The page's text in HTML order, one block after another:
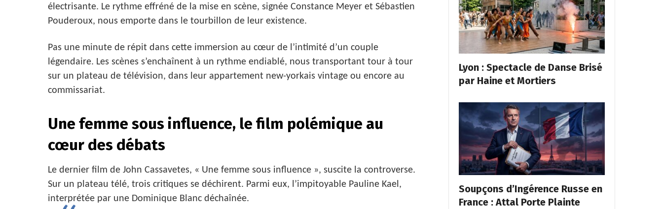
électrisante. Le rythme effréné de la mise en scène, signée Constance Meyer et Sébastien
Pouderoux, nous emporte dans le tourbillon de leur existence.
Pas une minute de répit dans cette immersion au cœur de l’intimité d’un couple
légendaire. Les scènes s’enchaînent à un rythme endiablé, nous transportant tour à tour
sur un plateau de télévision, dans leur appartement new-yorkais vintage ou encore au
commissariat.
Une femme sous influence, le film polémique au
cœur des débats
Le dernier film de John Cassavetes, « Une femme sous influence », suscite la controverse.
Sur un plateau télé, trois critiques se déchirent. Parmi eux, l’impitoyable Pauline Kael,
interprétée par une Dominique Blanc déchaînée.
Lyon : Spectacle de Danse Brisé
par Haine et Mortiers
Soupçons d’Ingérence Russe en
France : Attal Porte Plainte